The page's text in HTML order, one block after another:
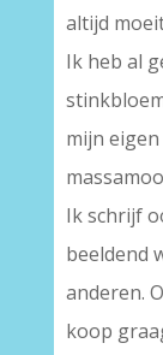
altijd
Ik heb al
mijn
Ik schrijf
beeldend
anderen.
koop